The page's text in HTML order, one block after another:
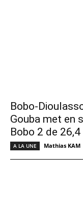
Bobo-
Gouba met en
Bobo 2 de
A LA UNE Mathias KAM